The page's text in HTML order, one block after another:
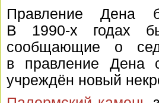
Правление Дена
В 1990-х годах
сообщающие о
в правление Дена
учреждён новый